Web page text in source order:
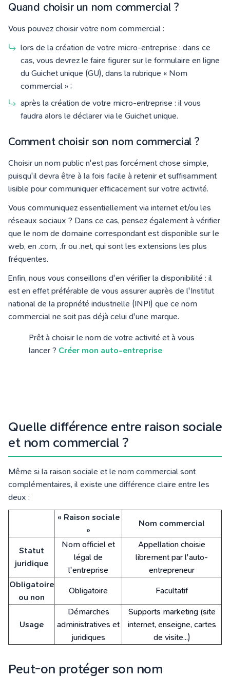
Quand choisir un nom commercial ?
Vous pouvez choisir votre nom commercial :
lors de la création de votre micro-entreprise : dans ce
cas, vous devrez le faire figurer sur le formulaire en ligne
du Guichet unique (GU), dans la rubrique « Nom
commercial » ;
après la création de votre micro-entreprise : il vous
faudra alors le déclarer via le Guichet unique.
Comment choisir son nom commercial ?
Choisir un nom public n'est pas forcément chose simple,
puisqu'il devra être à la fois facile à retenir et suffisamment
lisible pour communiquer efficacement sur votre activité.
Vous communiquez essentiellement via internet et/ou les
réseaux sociaux ? Dans ce cas, pensez également à vérifier
que le nom de domaine correspondant est disponible sur le
web, en .com, .fr ou .net, qui sont les extensions les plus
fréquentes.
Enfin, nous vous conseillons d'en vérifier la disponibilité : il
est en effet préférable de vous assurer auprès de l'Institut
national de la propriété industrielle (INPI) que ce nom
commercial ne soit pas déjà celui d'une marque.
Prêt à choisir le nom de votre activité et à vous
lancer ? Créer mon auto-entreprise
Quelle différence entre raison sociale
et nom commercial ?
Même si la raison sociale et le nom commercial sont
complémentaires, il existe une différence claire entre les
deux :
« Raison sociale
»
Nom commercial
Statut
juridique
Nom officiel et
légal de
l'entreprise
Appellation choisie
librement par l'auto-
entrepreneur
Obligatoire
ou non
Obligatoire Facultatif
Usage
Démarches
administratives et
juridiques
Supports marketing (site
internet, enseigne, cartes
de visite...)
Peut-on protéger son nom